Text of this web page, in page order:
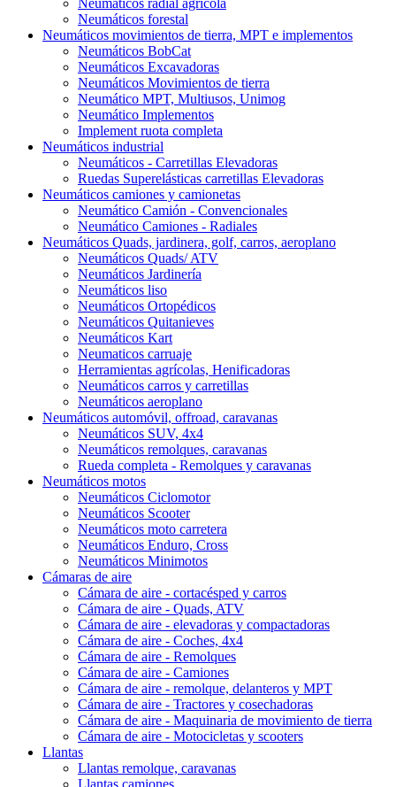
Neumáticos radial agrícola
Neumáticos forestal
Neumáticos movimientos de tierra, MPT e implementos
Neumáticos BobCat
Neumáticos Excavadoras
Neumáticos Movimientos de tierra
Neumático MPT, Multiusos, Unimog
Neumático Implementos
Implement ruota completa
Neumáticos industrial
Neumáticos - Carretillas Elevadoras
Ruedas Superelásticas carretillas Elevadoras
Neumáticos camiones y camionetas
Neumático Camión - Convencionales
Neumático Camiones - Radiales
Neumáticos Quads, jardinera, golf, carros, aeroplano
Neumáticos Quads/ ATV
Neumáticos Jardinería
Neumáticos liso
Neumáticos Ortopédicos
Neumáticos Quitanieves
Neumáticos Kart
Neumaticos carruaje
Herramientas agrícolas, Henificadoras
Neumáticos carros y carretillas
Neumáticos aeroplano
Neumáticos automóvil, offroad, caravanas
Neumáticos SUV, 4x4
Neumáticos remolques, caravanas
Rueda completa - Remolques y caravanas
Neumáticos motos
Neumáticos Ciclomotor
Neumáticos Scooter
Neumáticos moto carretera
Neumáticos Enduro, Cross
Neumáticos Minimotos
Cámaras de aire
Cámara de aire - cortacésped y carros
Cámara de aire - Quads, ATV
Cámara de aire - elevadoras y compactadoras
Cámara de aire - Coches, 4x4
Cámara de aire - Remolques
Cámara de aire - Camiones
Cámara de aire - remolque, delanteros y MPT
Cámara de aire - Tractores y cosechadoras
Cámara de aire - Maquinaria de movimiento de tierra
Cámara de aire - Motocicletas y scooters
Llantas
Llantas remolque, caravanas
Llantas camiones